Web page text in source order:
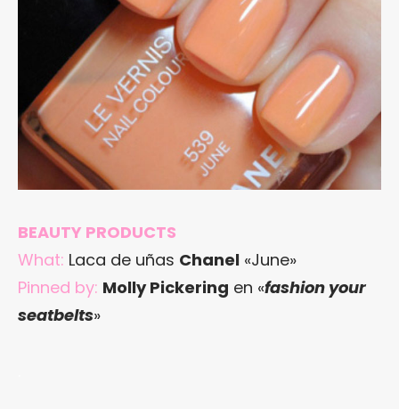
BEAUTY PRODUCTS
What: Laca de uñas Chanel «June»
Pinned by: Molly Pickering en «fashion your
seatbelts»